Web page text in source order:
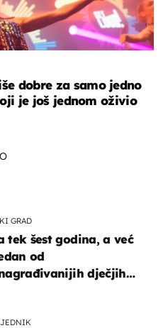
dobre za samo jedno
je još jednom oživio
GRAD
tek šest godina, a već
od
dječjih